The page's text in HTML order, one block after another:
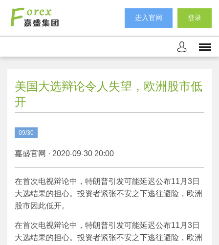
进入官网 登录
美国大选辩论令人失望，欧洲股市低
开
09/30
嘉盛官网 · 2020-09-30 20:00
在首次电视辩论中，特朗普引发可能延迟公布11月3日
大选结果的担心。投资者紧张不安之下逃往避险，欧洲
股市因此低开。
在首次电视辩论中，特朗普引发可能延迟公布11月3日
大选结果的担心。投资者紧张不安之下逃往避险，欧洲